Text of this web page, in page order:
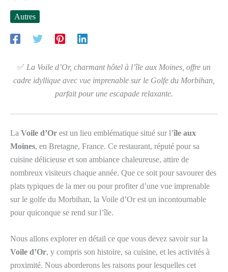
Autres
✅ La Voile d’Or, charmant hôtel à l’île aux Moines, offre un
cadre idyllique avec vue imprenable sur le Golfe du Morbihan,
parfait pour une escapade relaxante.
La Voile d’Or est un lieu emblématique situé sur l’île aux
Moines, en Bretagne, France. Ce restaurant, réputé pour sa
cuisine délicieuse et son ambiance chaleureuse, attire de
nombreux visiteurs chaque année. Que ce soit pour savourer des
plats typiques de la mer ou pour profiter d’une vue imprenable
sur le golfe du Morbihan, la Voile d’Or est un incontournable
pour quiconque se rend sur l’île.
Nous allons explorer en détail ce que vous devez savoir sur la
Voile d’Or, y compris son histoire, sa cuisine, et les activités à
proximité. Nous aborderons les raisons pour lesquelles cet